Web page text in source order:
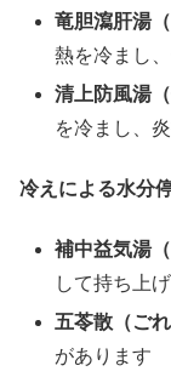
竜胆瀉肝湯
熱を冷まし
清上防風湯
を冷まし、
冷えによる水分
補中益気湯
して持ち上
五苓散（ごれ
があります